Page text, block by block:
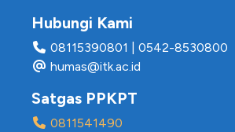
Hubungi Kami
08115390801
0542-8530800
humas@itk.ac.id
Satgas PPKPT
0811541490